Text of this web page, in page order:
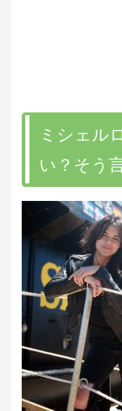
ミシェル
い？そう